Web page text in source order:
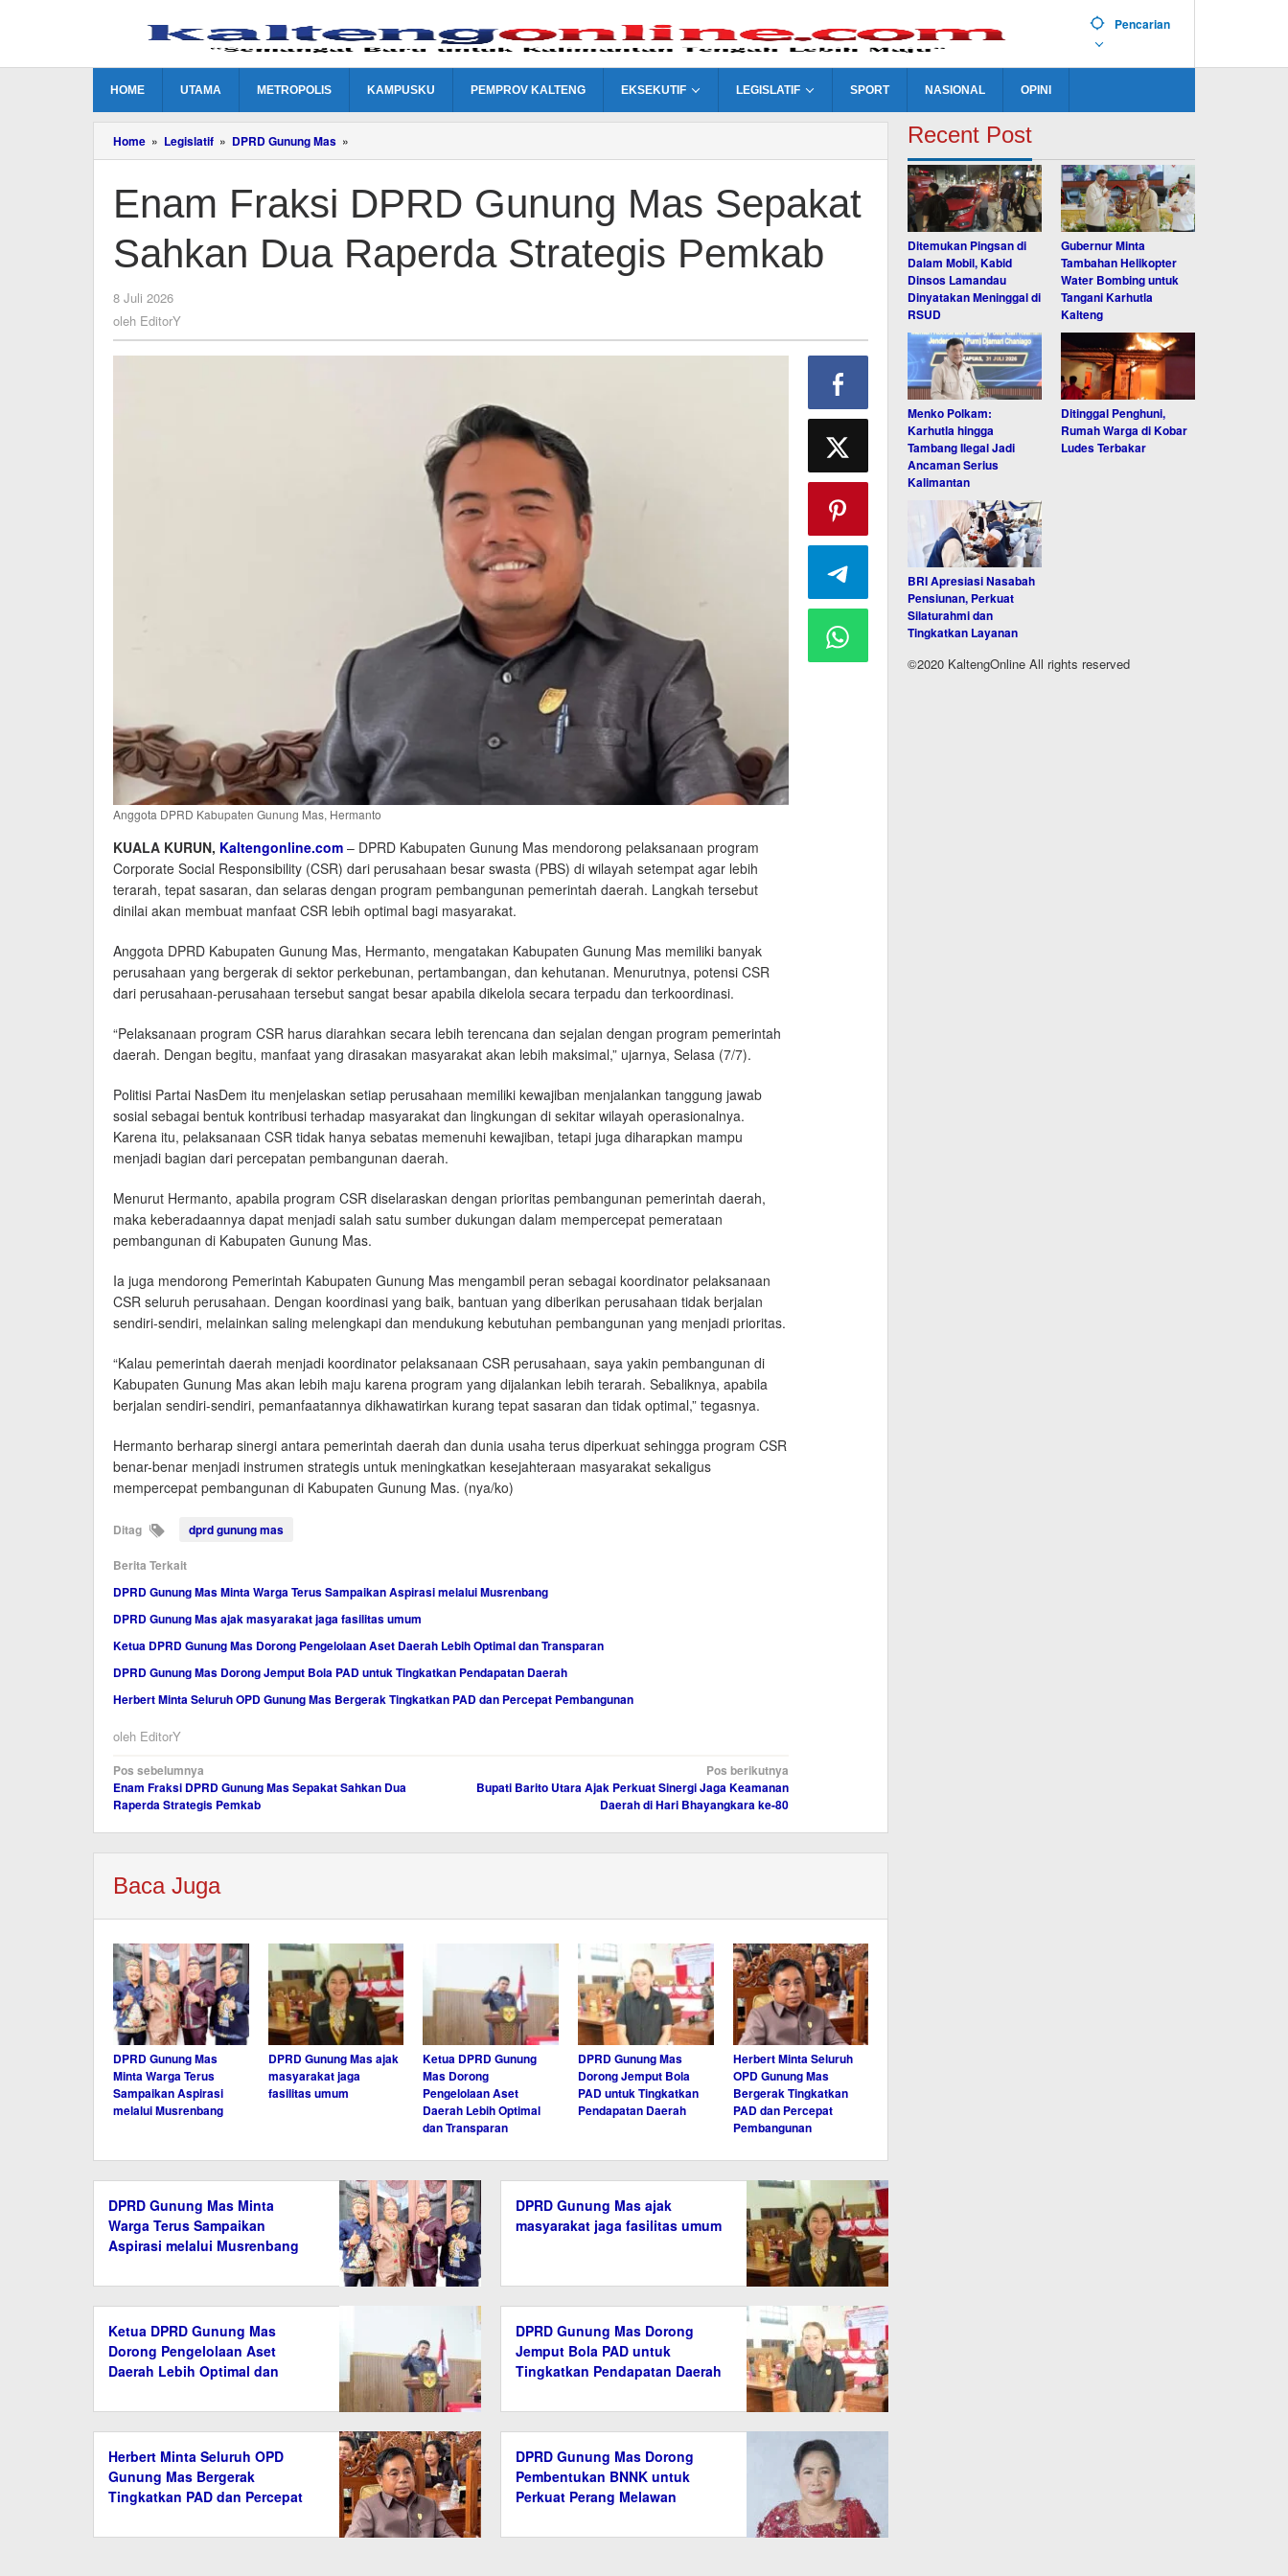
Pencarian
HOME UTAMA METROPOLIS KAMPUSKU PEMPROV KALTENG EKSEKUTIF LEGISLATIF SPORT NASIONAL OPINI
Home » Legislatif » DPRD Gunung Mas »
Fraksi
Gunung
Mas
Sahkan
Dua
Raperda
Enam Fraksi DPRD Gunung Mas Sepakat
Sahkan Dua Raperda Strategis Pemkab
8 Juli 2026
oleh EditorY
Anggota DPRD Kabupaten Gunung Mas, Hermanto
KUALA KURUN, Kaltengonline.com – DPRD Kabupaten Gunung Mas mendorong pelaksanaan program
Corporate Social Responsibility (CSR) dari perusahaan besar swasta (PBS) di wilayah setempat agar lebih
terarah, tepat sasaran, dan selaras dengan program pembangunan pemerintah daerah. Langkah tersebut
dinilai akan membuat manfaat CSR lebih optimal bagi masyarakat.
Anggota DPRD Kabupaten Gunung Mas, Hermanto, mengatakan Kabupaten Gunung Mas memiliki banyak
perusahaan yang bergerak di sektor perkebunan, pertambangan, dan kehutanan. Menurutnya, potensi CSR
dari perusahaan-perusahaan tersebut sangat besar apabila dikelola secara terpadu dan terkoordinasi.
“Pelaksanaan program CSR harus diarahkan secara lebih terencana dan sejalan dengan program pemerintah
daerah. Dengan begitu, manfaat yang dirasakan masyarakat akan lebih maksimal,” ujarnya, Selasa (7/7).
Politisi Partai NasDem itu menjelaskan setiap perusahaan memiliki kewajiban menjalankan tanggung jawab
sosial sebagai bentuk kontribusi terhadap masyarakat dan lingkungan di sekitar wilayah operasionalnya.
Karena itu, pelaksanaan CSR tidak hanya sebatas memenuhi kewajiban, tetapi juga diharapkan mampu
menjadi bagian dari percepatan pembangunan daerah.
Menurut Hermanto, apabila program CSR diselaraskan dengan prioritas pembangunan pemerintah daerah,
maka keberadaannya dapat menjadi salah satu sumber dukungan dalam mempercepat pemerataan
pembangunan di Kabupaten Gunung Mas.
Ia juga mendorong Pemerintah Kabupaten Gunung Mas mengambil peran sebagai koordinator pelaksanaan
CSR seluruh perusahaan. Dengan koordinasi yang baik, bantuan yang diberikan perusahaan tidak berjalan
sendiri-sendiri, melainkan saling melengkapi dan mendukung kebutuhan pembangunan yang menjadi prioritas.
“Kalau pemerintah daerah menjadi koordinator pelaksanaan CSR perusahaan, saya yakin pembangunan di
Kabupaten Gunung Mas akan lebih maju karena program yang dijalankan lebih terarah. Sebaliknya, apabila
berjalan sendiri-sendiri, pemanfaatannya dikhawatirkan kurang tepat sasaran dan tidak optimal,” tegasnya.
Hermanto berharap sinergi antara pemerintah daerah dan dunia usaha terus diperkuat sehingga program CSR
benar-benar menjadi instrumen strategis untuk meningkatkan kesejahteraan masyarakat sekaligus
mempercepat pembangunan di Kabupaten Gunung Mas. (nya/ko)
Ditag dprd gunung mas
Berita Terkait
DPRD Gunung Mas Minta Warga Terus Sampaikan Aspirasi melalui Musrenbang
DPRD Gunung Mas ajak masyarakat jaga fasilitas umum
Ketua DPRD Gunung Mas Dorong Pengelolaan Aset Daerah Lebih Optimal dan Transparan
DPRD Gunung Mas Dorong Jemput Bola PAD untuk Tingkatkan Pendapatan Daerah
Herbert Minta Seluruh OPD Gunung Mas Bergerak Tingkatkan PAD dan Percepat Pembangunan
oleh EditorY
Navigasi
pos
Pos sebelumnya
Enam Fraksi DPRD Gunung Mas Sepakat Sahkan Dua
Raperda Strategis Pemkab
Pos berikutnya
Bupati Barito Utara Ajak Perkuat Sinergi Jaga Keamanan
Daerah di Hari Bhayangkara ke-80
Baca Juga
DPRD Gunung Mas
Minta Warga Terus
Sampaikan Aspirasi
melalui Musrenbang
DPRD Gunung Mas ajak
masyarakat jaga
fasilitas umum
Ketua DPRD Gunung
Mas Dorong
Pengelolaan Aset
Daerah Lebih Optimal
dan Transparan
DPRD Gunung Mas
Dorong Jemput Bola
PAD untuk Tingkatkan
Pendapatan Daerah
Herbert Minta Seluruh
OPD Gunung Mas
Bergerak Tingkatkan
PAD dan Percepat
Pembangunan
DPRD Gunung Mas Minta
Warga Terus Sampaikan
Aspirasi melalui Musrenbang
DPRD Gunung Mas ajak
masyarakat jaga fasilitas umum
Ketua DPRD Gunung Mas
Dorong Pengelolaan Aset
Daerah Lebih Optimal dan
DPRD Gunung Mas Dorong
Jemput Bola PAD untuk
Tingkatkan Pendapatan Daerah
Herbert Minta Seluruh OPD
Gunung Mas Bergerak
Tingkatkan PAD dan Percepat
DPRD Gunung Mas Dorong
Pembentukan BNNK untuk
Perkuat Perang Melawan
Recent Post
Ditemukan Pingsan di
Dalam Mobil, Kabid
Dinsos Lamandau
Dinyatakan Meninggal di
RSUD
Gubernur Minta
Tambahan Helikopter
Water Bombing untuk
Tangani Karhutla
Kalteng
Menko Polkam:
Karhutla hingga
Tambang Ilegal Jadi
Ancaman Serius
Kalimantan
Ditinggal Penghuni,
Rumah Warga di Kobar
Ludes Terbakar
BRI Apresiasi Nasabah
Pensiunan, Perkuat
Silaturahmi dan
Tingkatkan Layanan
©2020 KaltengOnline All rights reserved